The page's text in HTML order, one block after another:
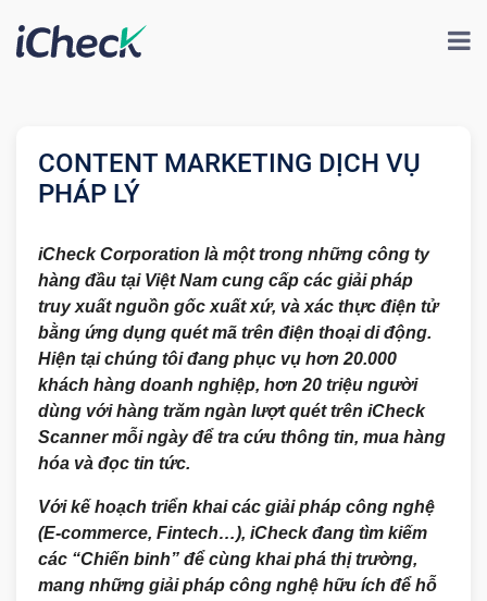
CONTENT MARKETING DỊCH VỤ
PHÁP LÝ
iCheck Corporation là một trong những công ty
hàng đầu tại Việt Nam cung cấp các giải pháp
truy xuất nguồn gốc xuất xứ, và xác thực điện tử
bằng ứng dụng quét mã trên điện thoại di động.
Hiện tại chúng tôi đang phục vụ hơn 20.000
khách hàng doanh nghiệp, hơn 20 triệu người
dùng với hàng trăm ngàn lượt quét trên iCheck
Scanner mỗi ngày để tra cứu thông tin, mua hàng
hóa và đọc tin tức.
Với kế hoạch triển khai các giải pháp công nghệ
(E-commerce, Fintech…), iCheck đang tìm kiếm
các “Chiến binh” để cùng khai phá thị trường,
mang những giải pháp công nghệ hữu ích để hỗ